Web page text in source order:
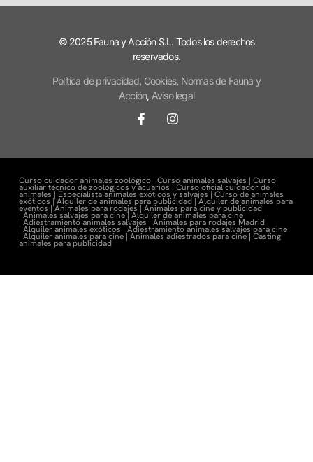
© 2025 Fauna y Acción S.L. Todos los derechos
reservados.
Política de privacidad, Cookies, Normas de Fauna y
Acción, Aviso legal
Curso cuidador animales zoológico | Curso animales salvajes | Curso
auxiliar técnico de zoológicos y acuarios | Curso oficial cuidador de
animales | Especialista animales exóticos y salvajes | Curso de animales
exóticos |Alquiler de animales para publicidad |Alquiler de animales para
eventos |Animales para rodajes | Animales para cine y publicidad
| Animales salvajes para cine | Alquiler de animales para cine
| Adiestramiento animales salvajes | Animales para rodajes Madrid
| Alquiler animales exóticos | Adiestramiento animales salvajes para cine
| Alquiler animales para cine | Animales adiestrados para cine| Casting
animales para publicidad